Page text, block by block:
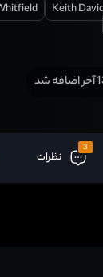
Keith
3
نظرات